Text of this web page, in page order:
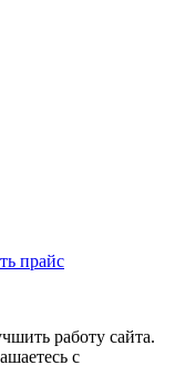
прайс
работу сайта.
с